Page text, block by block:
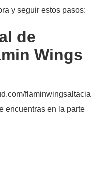
y seguir estos pasos:​
de
Wings
flaminwingsaltacia
encuentras en la parte